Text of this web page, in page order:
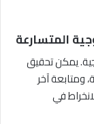
المتسارعة
يمكن تحقيق
ومتابعة آخر
في